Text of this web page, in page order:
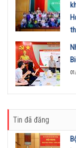
Tin đã đăng